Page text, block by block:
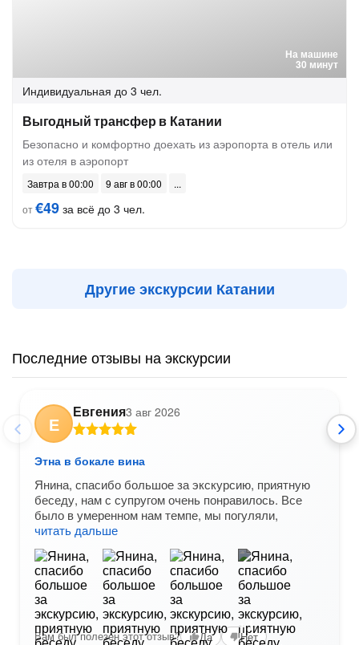
На машине
30 минут
Индивидуальная до 3 чел.
Выгодный трансфер в Катании
Безопасно и комфортно доехать из аэропорта в отель или
из отеля в аэропорт
Завтра в 00:00
9 авг в 00:00
от€49 за всё до 3 чел.
Другие экскурсии Катании
Последние отзывы на экскурсии
Е
Евгения3 авг 2026
Этна в бокале вина
Янина, спасибо большое за экскурсию, приятную
беседу, нам с супругом очень понравилось. Все
было в умеренном нам темпе, мы погуляли,
читать дальше
+1
Вам был полезен этот отзыв? Да Нет